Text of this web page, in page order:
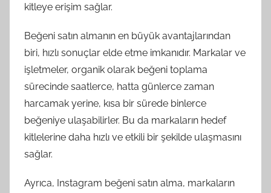
kitleye erişim sağlar.
Beğeni satın almanın en büyük avantajlarından
biri, hızlı sonuçlar elde etme imkanıdır. Markalar ve
işletmeler, organik olarak beğeni toplama
sürecinde saatlerce, hatta günlerce zaman
harcamak yerine, kısa bir sürede binlerce
beğeniye ulaşabilirler. Bu da markaların hedef
kitlelerine daha hızlı ve etkili bir şekilde ulaşmasını
sağlar.
Ayrıca, Instagram beğeni satın alma, markaların